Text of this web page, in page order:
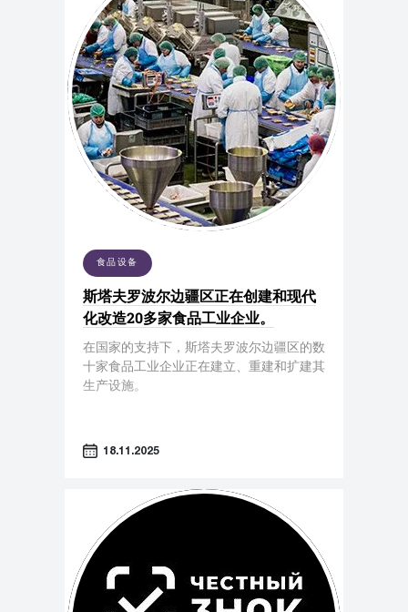
食品设备
斯塔夫罗波尔边疆区正在创建和现代
化改造20多家食品工业企业。
在国家的支持下，斯塔夫罗波尔边疆区的数
十家食品工业企业正在建立、重建和扩建其
生产设施。
18.11.2025